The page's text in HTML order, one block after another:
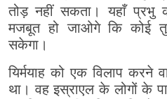
तोड़ नहीं सकता। यहाँ प्रभु
मजबूत हो जाओगे कि कोई
सकेगा।
यिर्मयाह को एक विलाप करने
था। वह इस्राएल के लोगों के